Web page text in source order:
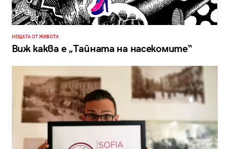
НЕЩАТА ОТ ЖИВОТА
Виж каква е „Тайната на насекомите“